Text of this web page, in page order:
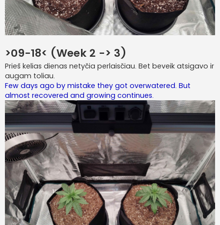
>09-18< (Week 2 -> 3)
Prieš kelias dienas netyčia perlaisčiau. Bet beveik atsigavo ir
augam toliau.
Few days ago by mistake they got overwatered. But
almost recovered and growing continues.